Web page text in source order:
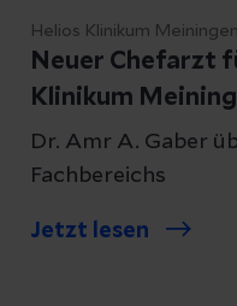
Bei
Blasenmuskel
Implantation
Helios Klinikum
Neuer Chefarzt
Klinikum
Dr. Amr A. Gaber
Fachbereichs
Jetzt lesen